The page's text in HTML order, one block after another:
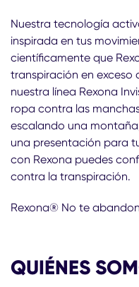
Nuestra tecnología
inspirada en tus
científicamente que
transpiración en exceso
nuestra línea Rexona
ropa contra las
escalando una
una presentación para
con Rexona puedes
contra la transpiración.
Rexona® No te
QUIÉNES